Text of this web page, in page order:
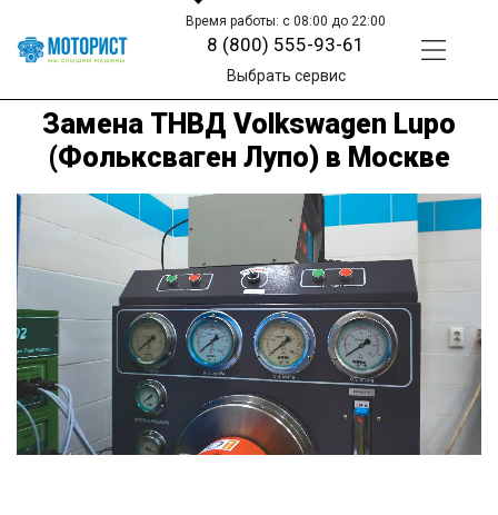
Время работы: с 08:00 до 22:00
8 (800) 555-93-61
Выбрать сервис
Замена ТНВД Volkswagen Lupo
(Фольксваген Лупо) в Москве